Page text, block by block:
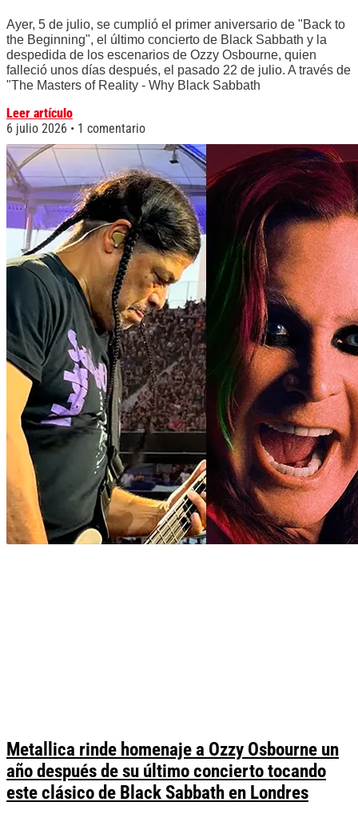
Ayer, 5 de julio, se cumplió el primer aniversario de "Back to
the Beginning", el último concierto de Black Sabbath y la
despedida de los escenarios de Ozzy Osbourne, quien
falleció unos días después, el pasado 22 de julio. A través de
"The Masters of Reality - Why Black Sabbath
Leer artículo
6 julio 2026
1 comentario
Metallica rinde homenaje a Ozzy Osbourne un
año después de su último concierto tocando
este clásico de Black Sabbath en Londres